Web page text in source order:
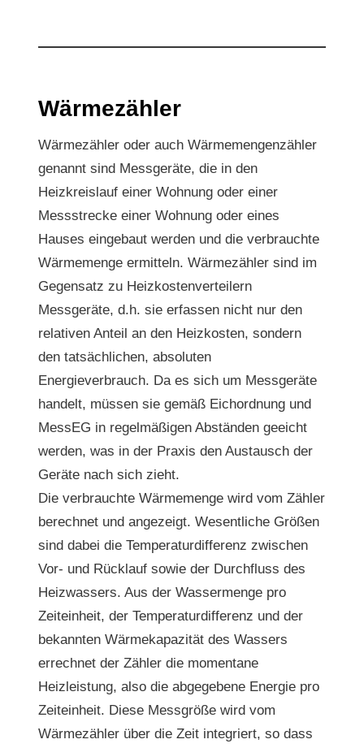
Wärmezähler
Wärmezähler oder auch Wärmemengenzähler
genannt sind Messgeräte, die in den
Heizkreislauf einer Wohnung oder einer
Messstrecke einer Wohnung oder eines
Hauses eingebaut werden und die verbrauchte
Wärmemenge ermitteln. Wärmezähler sind im
Gegensatz zu Heizkostenverteilern
Messgeräte, d.h. sie erfassen nicht nur den
relativen Anteil an den Heizkosten, sondern
den tatsächlichen, absoluten
Energieverbrauch. Da es sich um Messgeräte
handelt, müssen sie gemäß Eichordnung und
MessEG in regelmäßigen Abständen geeicht
werden, was in der Praxis den Austausch der
Geräte nach sich zieht.
Die verbrauchte Wärmemenge wird vom Zähler
berechnet und angezeigt. Wesentliche Größen
sind dabei die Temperaturdifferenz zwischen
Vor- und Rücklauf sowie der Durchfluss des
Heizwassers. Aus der Wassermenge pro
Zeiteinheit, der Temperaturdifferenz und der
bekannten Wärmekapazität des Wassers
errechnet der Zähler die momentane
Heizleistung, also die abgegebene Energie pro
Zeiteinheit. Diese Messgröße wird vom
Wärmezähler über die Zeit integriert, so dass